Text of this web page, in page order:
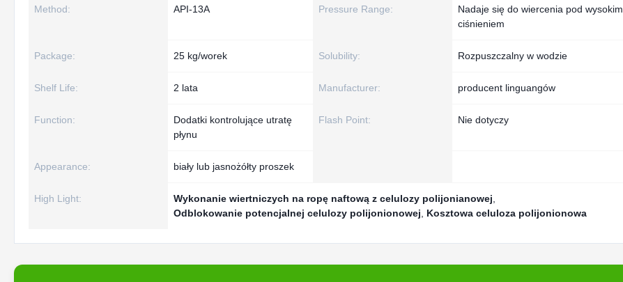
Method: API-13A Pressure Range:
Nadaje się do wiercenia pod wysokim
ciśnieniem
Package: 25 kg/worek Solubility: Rozpuszczalny w wodzie
Shelf Life: 2 lata Manufacturer: producent linguangów
Function:
Dodatki kontrolujące utratę
płynu
Flash Point: Nie dotyczy
Appearance: biały lub jasnożółty proszek
High Light: Wykonanie wiertniczych na ropę naftową z celulozy polijonianowej
Odblokowanie potencjalnej celulozy polijonionowej
Kosztowa celuloza polijonionowa